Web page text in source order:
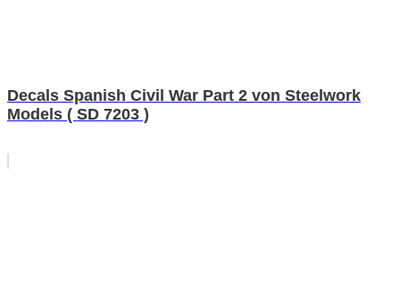
Decals Spanish Civil War Part 2 von Steelwork
Models ( SD 7203 )